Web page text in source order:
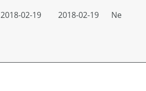
2018-02-19 2018-02-19 Ne